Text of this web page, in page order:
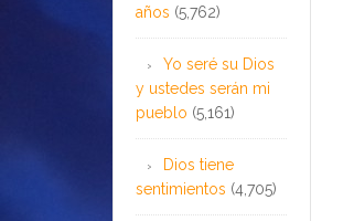
años (5,762)
Yo seré su Dios
y ustedes serán mi
pueblo (5,161)
Dios tiene
sentimientos (4,705)